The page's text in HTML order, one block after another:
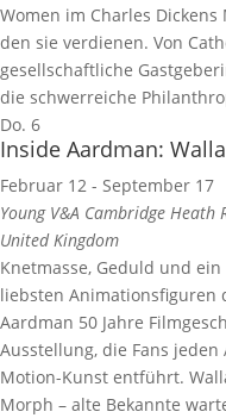
Women im Charles
den sie verdienen. Von
gesellschaftliche
die schwerreiche
Do. 6
Inside Aardman:
Februar 12 - September 17
Young V&A Cambridge Heath
United Kingdom
Knetmasse, Geduld und
liebsten Animationsfiguren
Aardman 50 Jahre
Ausstellung, die Fans
Motion-Kunst entführt.
Morph – alte Bekannte